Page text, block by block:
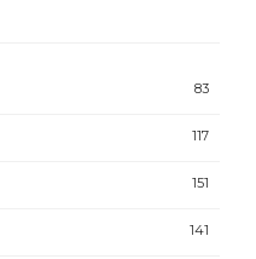
83
117
151
141